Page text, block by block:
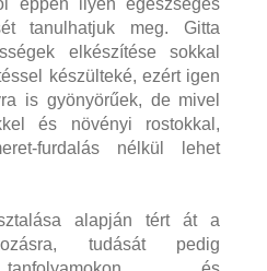
éppen ilyen egészséges
tanulhatjuk meg. Gitta
elkészítése sokkal
készülteké, ezért igen
is gyönyörűek, de mivel
és növényi rostokkal,
furdalás nélkül lehet
alapján tért át a
tudását pedig